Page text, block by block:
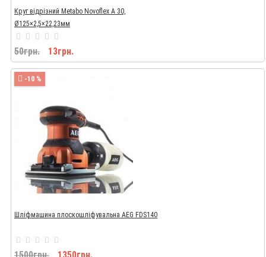
Круг відрізний Metabo Novoflex A 30,
Ø125×2,5×22,23мм
50грн. 13грн.
-10 %
Шліфмашина плоскошліфувальна AEG FDS140
1500грн. 1350грн.